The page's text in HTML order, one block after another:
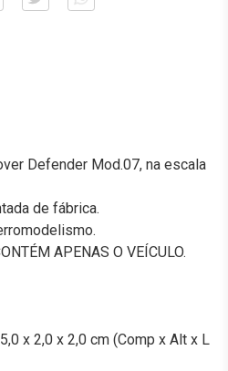
Defender Mod.07, na escala
de fábrica.
APENAS O VEÍCULO.
x 2,0 x 2,0 cm (Comp x Alt x L